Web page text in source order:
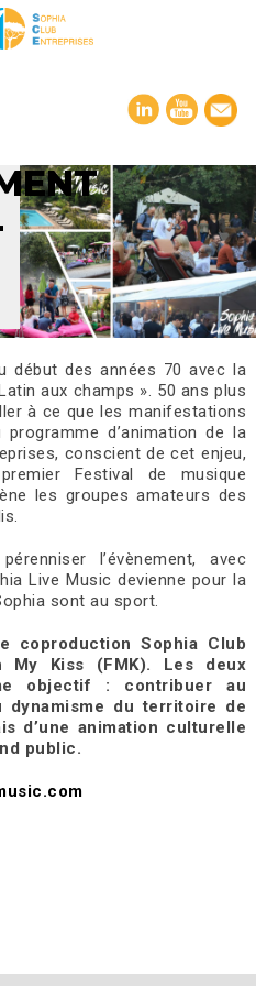
début des années 70 avec la
aux champs ». 50 ans plus
à ce que les manifestations
d’animation de la
conscient de cet enjeu,
Festival de musique
les groupes amateurs des
l’évènement, avec
Live Music devienne pour la
sont au sport.
coproduction Sophia Club
My Kiss (FMK). Les deux
objectif : contribuer au
dynamisme du territoire de
d’une animation culturelle
public.